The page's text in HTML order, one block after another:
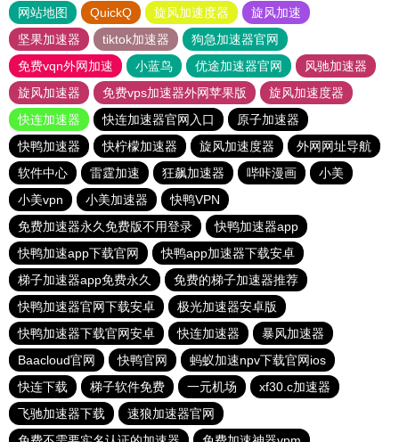
网站地图 QuickQ 旋风加速度器
旋风加速
坚果加速器
tiktok加速器
狗急加速器官网
免费vqn外网加速
小蓝鸟 优途加速器官网
风驰加速器
旋风加速器
免费vps加速器外网苹果版
旋风加速度器
快连加速器
快连加速器官网入口
原子加速器
快鸭加速器
快柠檬加速器 旋风加速度器
外网网址导航
软件中心
雷霆加速 狂飙加速器 哔咔漫画
小美
小美vpn
小美加速器
快鸭VPN
免费加速器永久免费版不用登录
快鸭加速器app
快鸭加速app下载官网
快鸭app加速器下载安卓
梯子加速器app免费永久
免费的梯子加速器推荐
快鸭加速器官网下载安卓
极光加速器安卓版
快鸭加速器下载官网安卓
快连加速器
暴风加速器
Baacloud官网
快鸭官网
蚂蚁加速npv下载官网ios
快连下载
梯子软件免费 一元机场
xf30.c加速器
飞驰加速器下载
速狼加速器官网